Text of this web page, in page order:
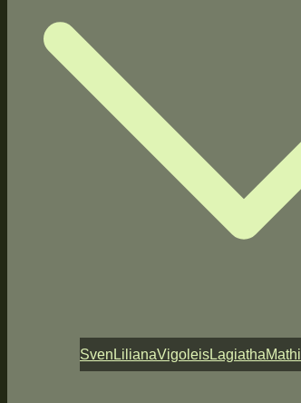
Sven LilianaVigoleisLagiathaMathi